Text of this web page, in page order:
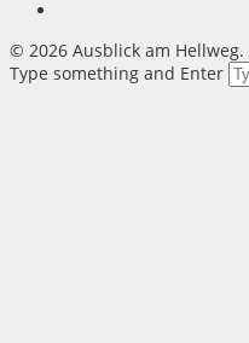
© 2026 Ausblick am
Type something and Enter